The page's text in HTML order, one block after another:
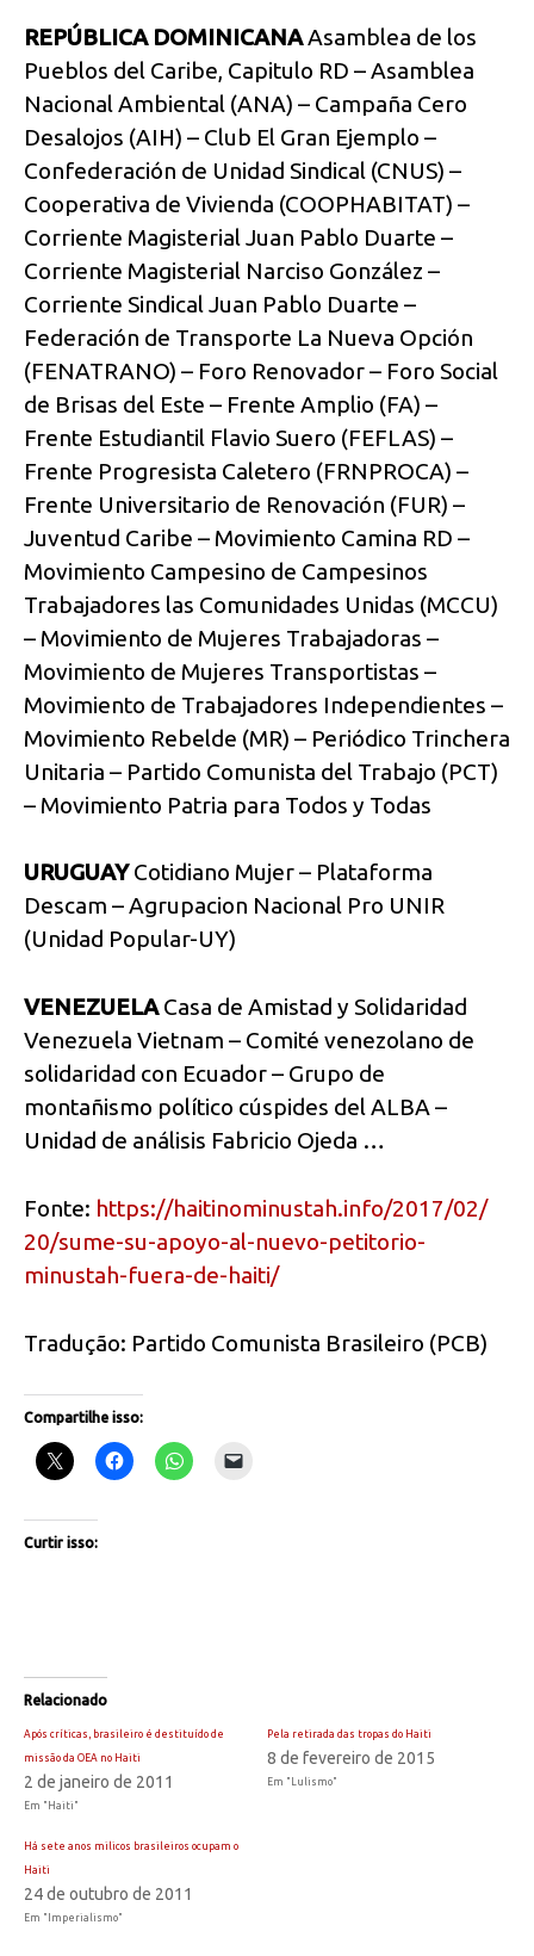
REPÚBLICA DOMINICANAAsamblea de los
Pueblos del Caribe, Capitulo RD – Asamblea
Nacional Ambiental (ANA) – Campaña Cero
Desalojos (AIH) – Club El Gran Ejemplo –
Confederación de Unidad Sindical (CNUS) –
Cooperativa de Vivienda (COOPHABITAT) –
Corriente Magisterial Juan Pablo Duarte –
Corriente Magisterial Narciso González –
Corriente Sindical Juan Pablo Duarte –
Federación de Transporte La Nueva Opción
(FENATRANO) – Foro Renovador – Foro Social
de Brisas del Este – Frente Amplio (FA) –
Frente Estudiantil Flavio Suero (FEFLAS) –
Frente Progresista Caletero (FRNPROCA) –
Frente Universitario de Renovación (FUR) –
Juventud Caribe – Movimiento Camina RD –
Movimiento Campesino de Campesinos
Trabajadores las Comunidades Unidas (MCCU)
– Movimiento de Mujeres Trabajadoras –
Movimiento de Mujeres Transportistas –
Movimiento de Trabajadores Independientes –
Movimiento Rebelde (MR) – Periódico Trinchera
Unitaria – Partido Comunista del Trabajo (PCT)
– Movimiento Patria para Todos y Todas
URUGUAYCotidiano Mujer – Plataforma
Descam – Agrupacion Nacional Pro UNIR
(Unidad Popular-UY)
VENEZUELACasa de Amistad y Solidaridad
Venezuela Vietnam – Comité venezolano de
solidaridad con Ecuador – Grupo de
montañismo político cúspides del ALBA –
Unidad de análisis Fabricio Ojeda …
Fonte: https://haitinominustah.info/2017/02/
20/sume-su-apoyo-al-nuevo-petitorio-
minustah-fuera-de-haiti/
Tradução: Partido Comunista Brasileiro (PCB)
Compartilhe isso:
Curtir isso:
Relacionado
Após críticas, brasileiro é destituído de
missão da OEA no Haiti
2 de janeiro de 2011
Em "Haiti"
Pela retirada das tropas do Haiti
8 de fevereiro de 2015
Em "Lulismo"
Há sete anos milicos brasileiros ocupam o
Haiti
24 de outubro de 2011
Em "Imperialismo"